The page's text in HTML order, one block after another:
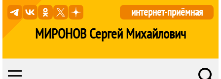
МИРОНОВ Сергей Михайлович
интернет-приёмная